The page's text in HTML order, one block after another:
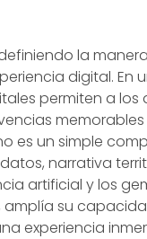
la
digital.
permiten a
es un simple
narrativa
artificial y los
su
experiencia